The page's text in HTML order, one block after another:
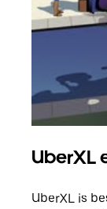
UberXL
UberXL is